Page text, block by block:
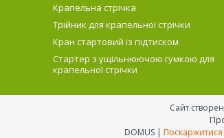
Крапельна стрічка
Трійник для крапельної стрічки
Кран стартовий із підтиском
Стартер з ущільнюючою гумкою для
крапельної стрічки
Сайт
DOMUS | Поскаржитися